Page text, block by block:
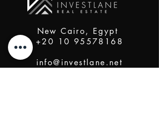
New Cairo, Egypt
+20 10 95578168
info@investlane.net